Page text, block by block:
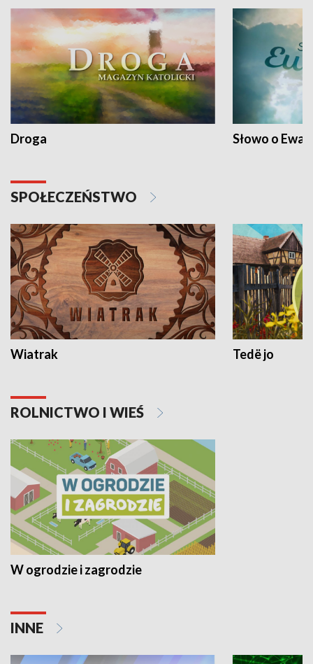
Droga Słowo o
SPOŁECZEŃSTWO
Wiatrak Tedë jo
ROLNICTWO I WIEŚ
W ogrodzie i zagrodzie
INNE